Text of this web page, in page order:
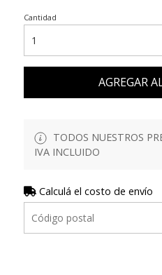
Cantidad
AGREGAR
TODOS NUESTROS
IVA INCLUIDO
Calculá el costo de envío